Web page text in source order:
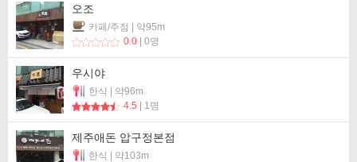
오조
카페/주점 | 약95m
0.0 | 0명
우시야
한식 | 약96m
4.5 | 1명
제주애돈 압구정본점
한식 | 약103m